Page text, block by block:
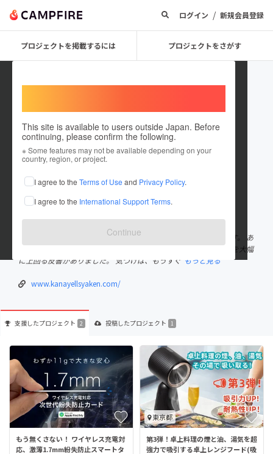
ログイン / 新規会員登録
プロジェクトを掲載するには プロジェクトをさがす
This site is available to users outside Japan. Before
continuing, please confirm the following.
※ Some features may not be available depending on your
country, region, or project.
I agree to the Terms of Use and Privacy Policy.
I agree to the International Support Terms.
Continue
kanayellsyaken
これまでに2回支援して1件のプロジェクトを投稿しています
在住国：日本 現在地：群馬県
出身国：日本 出身地：群馬県
弊社は車検費用を立て替えるシステムの車検店を運営しております。 あ
る程度の需要を見込んでの開業でしたが、 蓋を開けてみると予想を大幅
に上回る反響がありました。 気づけば、もうすぐ もっと見る
www.kanayellsyaken.com/
支援したプロジェクト 2 投稿したプロジェクト 1
もう無くさない！ ワイヤレス充電対
応、激薄1.7mm紛失防止スマートタ
東京都
第3弾！卓上料理の煙と油、湯気を超
強力で吸引する卓上レンジフード(吸